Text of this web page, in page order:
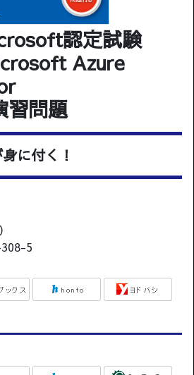
認定試験
Azure
習問題
に付く！
5